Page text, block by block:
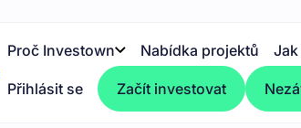
Proč Investown Nabídka projektů
Přihlásit se Začít investovat